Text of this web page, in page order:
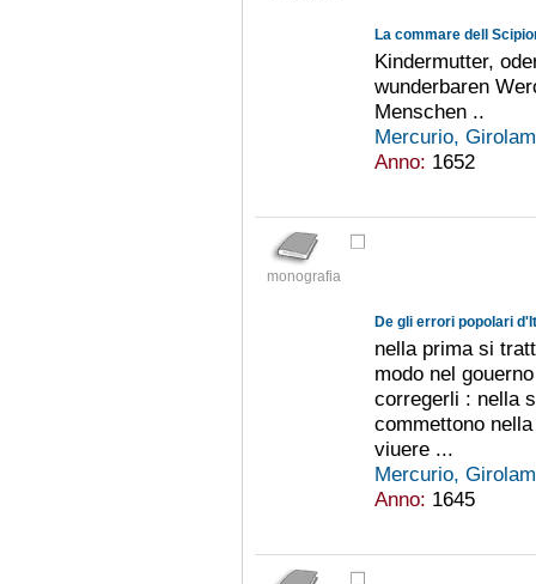
La commare dell
Kindermutter,
wunderbaren
Menschen ..
Mercurio,
Anno: 1652
monografia
De gli errori popolari
nella prima si
modo nel
corregerli : nella
commettono
viuere ...
Mercurio,
Anno: 1645